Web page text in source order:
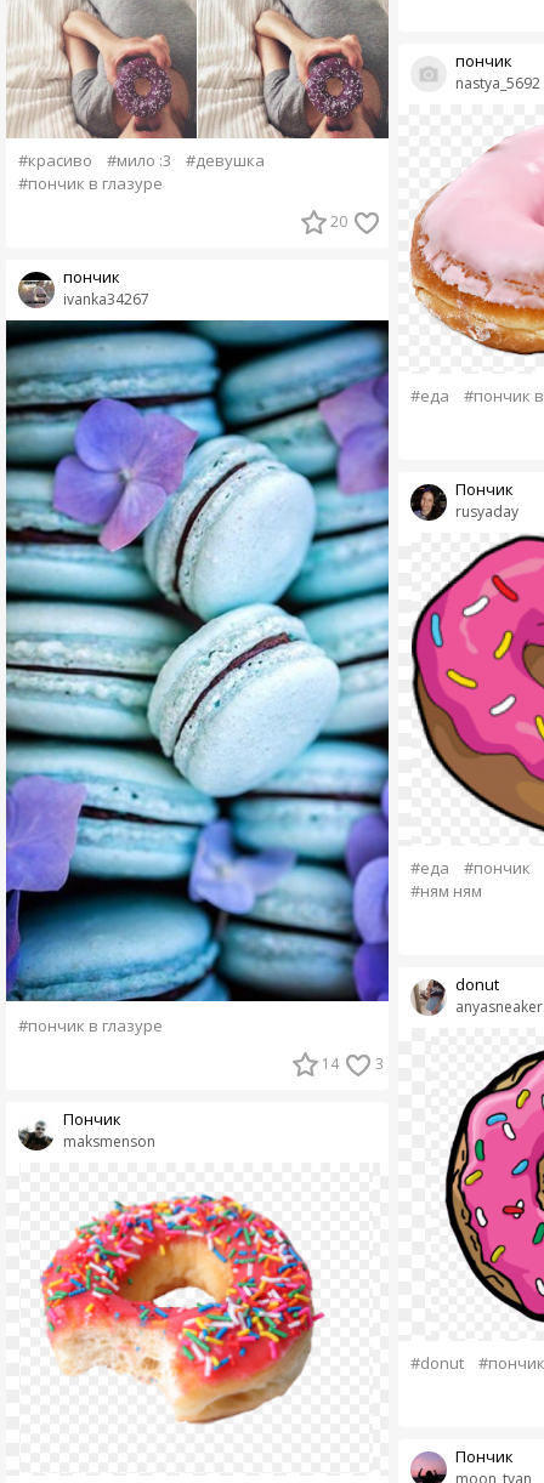
#красиво #мило :3
#девушка
#пончик в глазуре
20
ivanka34267
пончик
#пончик в глазуре
14 3
maksmenson
Пончик
nastya_5692
пончик
#еда #пончик
rusyaday
Пончик
#еда
#пончик
#ням ням
donut
#donut
Пончик